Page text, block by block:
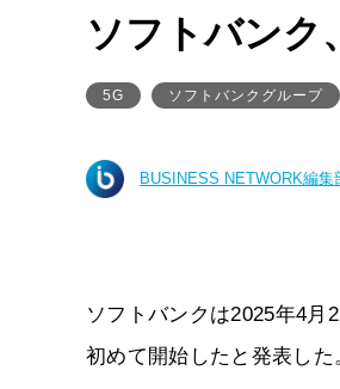
ソフトバンク
5G ソフトバンクグループ
BUSINESS NETWORK編集
ソフトバンクは2025年4
初めて開始したと発表した